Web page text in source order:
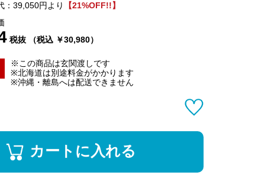
：39,050円より
【21%OFF!!】
税抜 （税込 ￥30,980）
※この商品は玄関渡しです
※北海道は別途料金がかかります
※沖縄・離島へは配送できません
カートに入れる